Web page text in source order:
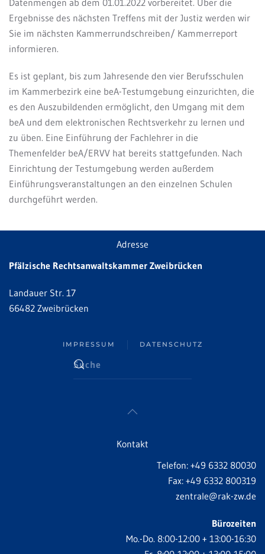
Datenmengen ab dem 01.01.2022 vorbereitet. Über die
Ergebnisse des nächsten Treffens mit der Justiz werden wir
Sie im nächsten Kammerrundschreiben/ Kammerreport
informieren.
Es ist geplant, bis zum Jahresende den vier Berufsschulen
im Kammerbezirk eine beA-Testumgebung einzurichten, die
es den Auszubildenden ermöglicht, den Umgang mit dem
beA und dem elektronischen Rechtsverkehr zu lernen und
zu üben. Eine Einführung der Fachlehrer in die
Themenfelder beA/ERVV hat bereits stattgefunden. Nach
Einrichtung der Testumgebung werden außerdem
Einführungsveranstaltungen an den einzelnen Schulen
durchgeführt werden.
Adresse
Pfälzische Rechtsanwaltskammer Zweibrücken
Landauer Str. 17
66482 Zweibrücken
IMPRESSUM DATENSCHUTZ
Kontakt
Telefon: +49 6332 80030
Fax: +49 6332 800319
zentrale@rak-zw.de
Bürozeiten
Mo.-Do. 8:00-12:00 + 13:00-16:30